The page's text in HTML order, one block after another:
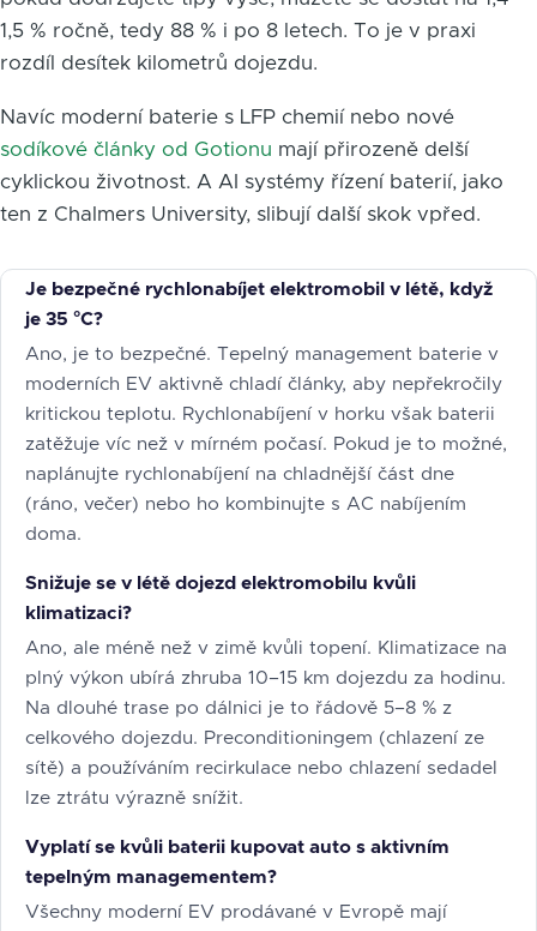
1,5 % ročně, tedy 88 % i po 8 letech. To je v praxi
rozdíl desítek kilometrů dojezdu.
Navíc moderní baterie s LFP chemií nebo nové
sodíkové články od Gotionu mají přirozeně delší
cyklickou životnost. A AI systémy řízení baterií, jako
ten z Chalmers University, slibují další skok vpřed.
Je bezpečné rychlonabíjet elektromobil v létě, když
je 35 °C?
Ano, je to bezpečné. Tepelný management baterie v
moderních EV aktivně chladí články, aby nepřekročily
kritickou teplotu. Rychlonabíjení v horku však baterii
zatěžuje víc než v mírném počasí. Pokud je to možné,
naplánujte rychlonabíjení na chladnější část dne
(ráno, večer) nebo ho kombinujte s AC nabíjením
doma.
Snižuje se v létě dojezd elektromobilu kvůli
klimatizaci?
Ano, ale méně než v zimě kvůli topení. Klimatizace na
plný výkon ubírá zhruba 10–15 km dojezdu za hodinu.
Na dlouhé trase po dálnici je to řádově 5–8 % z
celkového dojezdu. Preconditioningem (chlazení ze
sítě) a používáním recirkulace nebo chlazení sedadel
lze ztrátu výrazně snížit.
Vyplatí se kvůli baterii kupovat auto s aktivním
tepelným managementem?
Všechny moderní EV prodávané v Evropě mají